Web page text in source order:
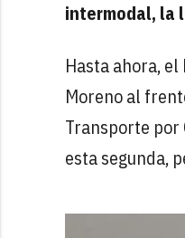
intermodal, la
Hasta ahora,
Moreno al
Transporte por
esta segunda,